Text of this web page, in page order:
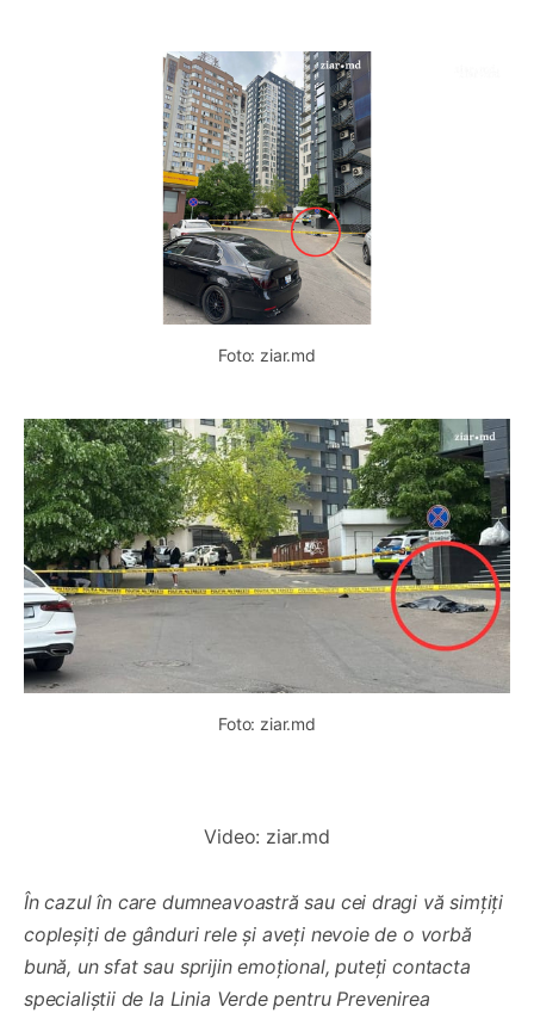
Foto: ziar.md
Foto: ziar.md
Video: ziar.md
În cazul în care dumneavoastră sau cei dragi vă simțiți
copleșiți de gânduri rele și aveți nevoie de o vorbă
bună, un sfat sau sprijin emoțional, puteți contacta
specialiștii de la Linia Verde pentru Prevenirea